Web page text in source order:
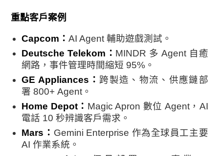
重點客戶案例
Capcom：AI Agent 輔助遊戲測試。
Deutsche Telekom： MINDR 多 Agent 自癒
網路，事件管理時間縮短 95%。
GE Appliances： 跨製造、物流、供應鏈部
署 800+ Agent。
Home Depot： Magic Apron 數位 Agent，AI
電話 10 秒辨識客戶需求。
Mars： Gemini Enterprise 作為全球員工主要
AI 作業系統。